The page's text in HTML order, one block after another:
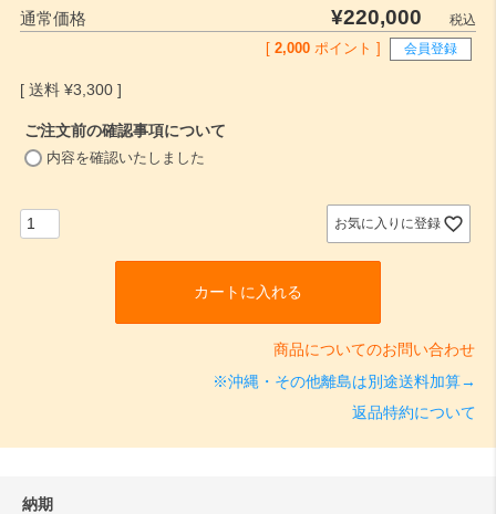
通常価格 ¥220,000
税込
2,000 ポイント ] 会員登録
¥3,300
ご注文前の確認事項について
内容を確認いたしました
お気に入りに登録
カートに入れる
商品についてのお問い合わせ
※沖縄・その他離島は別途送料加算→
返品特約について
納期